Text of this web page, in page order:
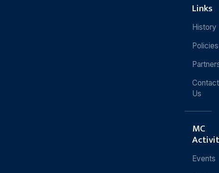
Links
History
Policies
Contact
Us
MC
Events